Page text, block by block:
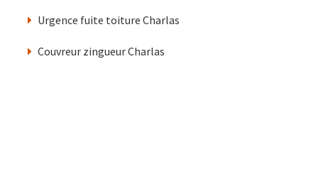
Urgence fuite toiture Charlas
Couvreur zingueur Charlas